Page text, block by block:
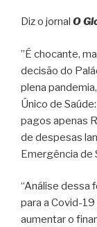
Diz o jornal O
”É chocante,
decisão do
plena
Único de
pagos apenas
de despesas
Emergência de
“Análise dessa
para a Covid-
aumentar o